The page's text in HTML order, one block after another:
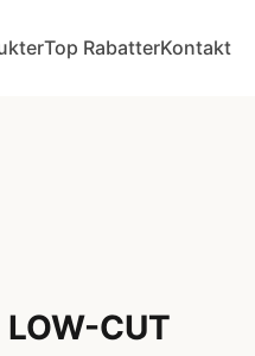
Top RabatterKontakt
LOW-CUT